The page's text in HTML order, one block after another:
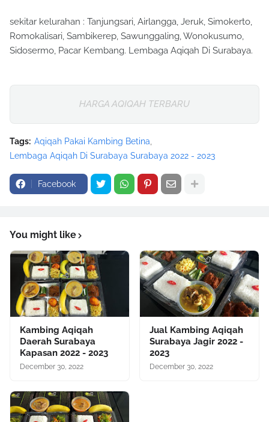
sekitar kelurahan : Tanjungsari, Airlangga, Jeruk, Simokerto,
Romokalisari, Sambikerep, Sawunggaling, Wonokusumo,
Sidosermo, Pacar Kembang. Lembaga Aqiqah Di Surabaya.
HARGA AQIQAH TERBARU
Tags: Aqiqah Pakai Kambing Betina
Lembaga Aqiqah Di Surabaya Surabaya 2022 - 2023
Facebook
You might like
Kambing Aqiqah
Daerah Surabaya
Kapasan 2022 - 2023
December 30, 2022
Jual Kambing Aqiqah
Surabaya Jagir 2022 -
2023
December 30, 2022